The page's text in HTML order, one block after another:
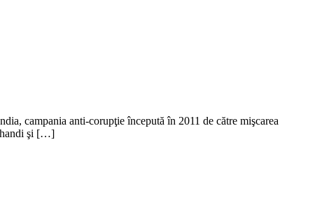
campania anti-corupţie începută în 2011 de către mişcarea
şi […]